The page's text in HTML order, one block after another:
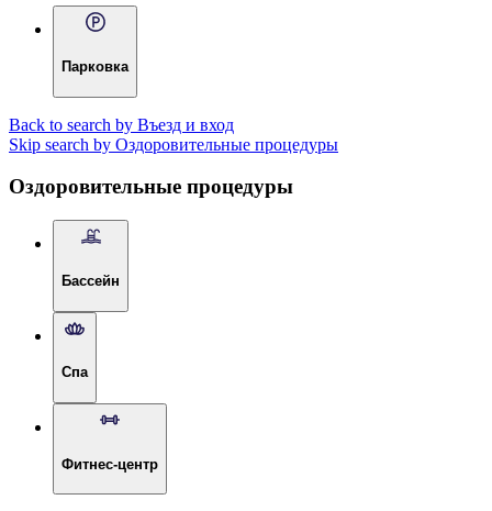
Парковка
Back to search by Въезд и вход
Skip search by Оздоровительные процедуры
Оздоровительные процедуры
Бассейн
Спа
Фитнес-центр